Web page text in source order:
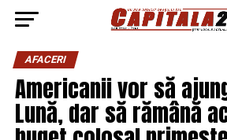
AFACERI
Americanii vor să
Lună, dar să rămână